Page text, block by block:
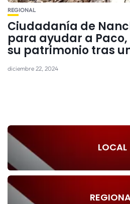
REGIONAL
Ciudadanía de
para ayudar a
su patrimonio tras
diciembre 22, 2024
LOCAL